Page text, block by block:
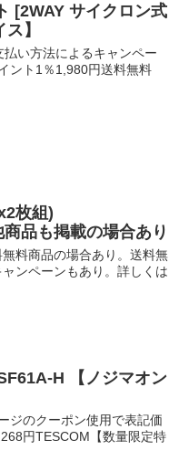
[2WAY サイクロン式
】
い方法によるキャンペー
ント1％1,980円送料無料
枚組)
品も掲載の場合あり
料商品の場合あり。送料無
ンペーンもあり。詳しくは
H 【ノジマオン
ジのクーポン使用で表記価
円TESCOM【数量限定特